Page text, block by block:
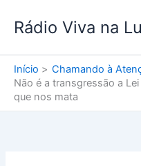
para
conteúdo
Rádio Viva na
Início
Chamando à
Não é a transgressão a
que nos mata